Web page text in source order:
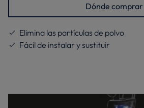
Dónde comprar
Elimina las partículas de polvo
Fácil de instalar y sustituir